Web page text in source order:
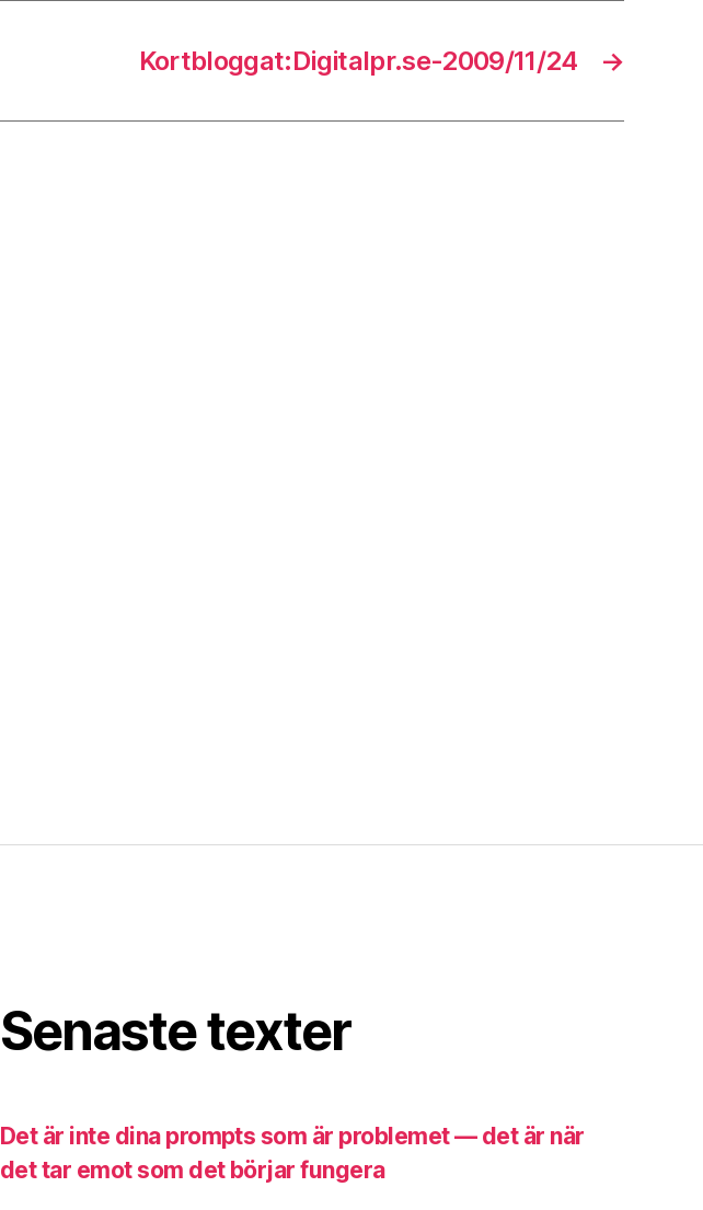
→
Kortbloggat:Digitalpr.se-2009/11/24
Senaste texter
Det är inte dina prompts som är problemet — det är när
det tar emot som det börjar fungera